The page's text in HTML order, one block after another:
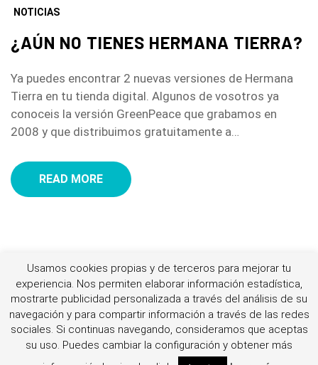
NOTICIAS
¿AÚN NO TIENES HERMANA TIERRA?
Ya puedes encontrar 2 nuevas versiones de Hermana
Tierra en tu tienda digital. Algunos de vosotros ya
conoceis la versión GreenPeace que grabamos en
2008 y que distribuimos gratuitamente a…
READ MORE
© By Jellythemes 2021
Usamos cookies propias y de terceros para mejorar tu
experiencia. Nos permiten elaborar información estadística,
mostrarte publicidad personalizada a través del análisis de su
navegación y para compartir información a través de las redes
sociales. Si continuas navegando, consideramos que aceptas
su uso. Puedes cambiar la configuración y obtener más